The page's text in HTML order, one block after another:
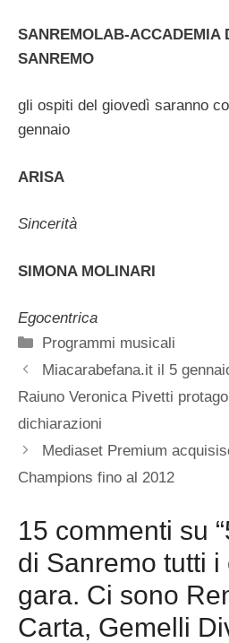
SANREMOLAB-ACCADEMIA
SANREMO
gli ospiti del giovedì saranno
gennaio
ARISA
Sincerità
SIMONA MOLINARI
Egocentrica
Categorie
Programmi musicali
Miacarabefana.it il 5
Raiuno Veronica Pivetti
dichiarazioni
Mediaset Premium
Champions fino al 2012
15 commenti su
di Sanremo tutti i
gara. Ci sono
Carta, Gemelli